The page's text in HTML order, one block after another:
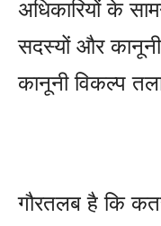
अधिकारियों के
सदस्यों और
कानूनी विकल्प
गौरतलब है कि